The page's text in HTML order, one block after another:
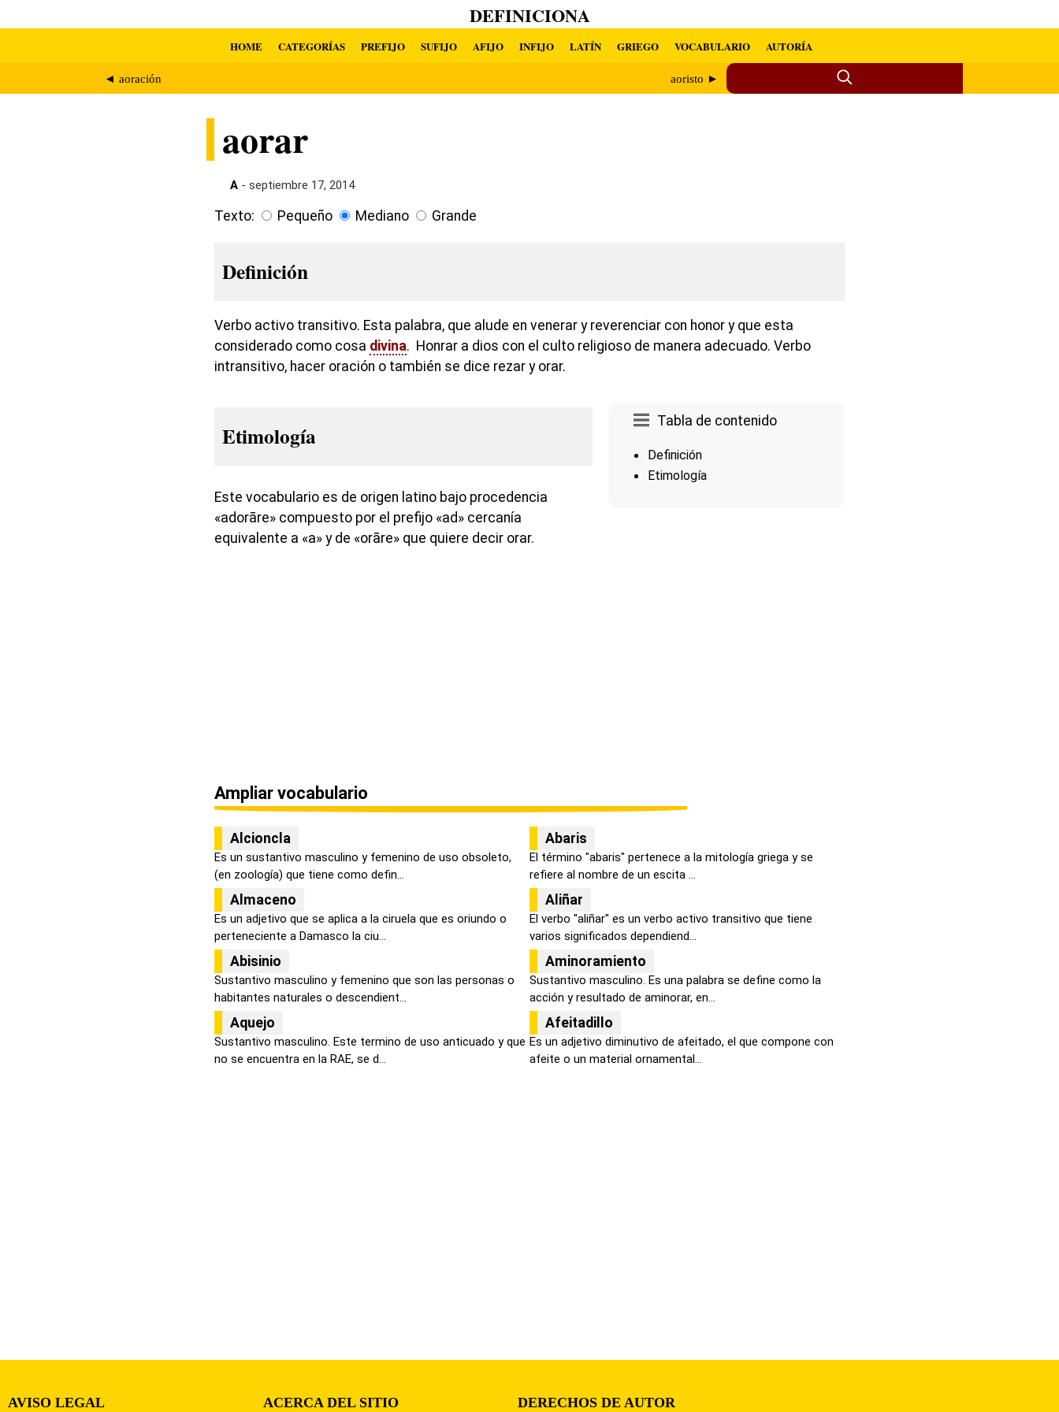
DEFINICIONA
HOME CATEGORÍAS PREFIJO SUFIJO AFIJO INFIJO LATÍN GRIEGO VOCABULARIO AUTORÍA
◄ aoración aoristo ►
aorar
A - septiembre 17, 2014
Texto: Pequeño Mediano Grande
Definición
Verbo activo transitivo. Esta palabra, que alude en venerar y reverenciar con honor y que esta
considerado como cosa divina. Honrar a dios con el culto religioso de manera adecuado. Verbo
intransitivo, hacer oración o también se dice rezar y orar.
Tabla de contenido
Definición
Etimología
Etimología
Este vocabulario es de origen latino bajo procedencia
«adorāre» compuesto por el prefijo «ad» cercanía
equivalente a «a» y de «orāre» que quiere decir orar.
Ampliar vocabulario
Alcioncla
Es un sustantivo masculino y femenino de uso obsoleto,
(en zoología) que tiene como defin...
Abaris
El término "abaris" pertenece a la mitología griega y se
refiere al nombre de un escita ...
Almaceno
Es un adjetivo que se aplica a la ciruela que es oriundo o
perteneciente a Damasco la ciu...
Aliñar
El verbo "aliñar" es un verbo activo transitivo que tiene
varios significados dependiend...
Abisinio
Sustantivo masculino y femenino que son las personas o
habitantes naturales o descendient...
Aminoramiento
Sustantivo masculino. Es una palabra se define como la
acción y resultado de aminorar, en...
Aquejo
Sustantivo masculino. Este termino de uso anticuado y que
no se encuentra en la RAE, se d...
Afeitadillo
Es un adjetivo diminutivo de afeitado, el que compone con
afeite o un material ornamental...
AVISO LEGAL ACERCA DEL SITIO DERECHOS DE AUTOR